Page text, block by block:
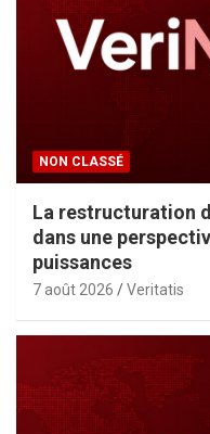
NON CLASSÉ
La restructuration
dans une
puissances
7 août 2026 Veritatis